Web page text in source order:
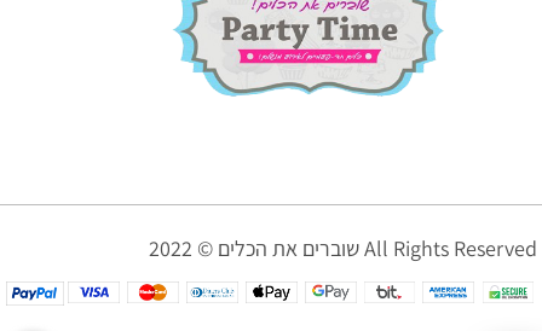
שוברים את הכלים © 2022 All Rights Reserved